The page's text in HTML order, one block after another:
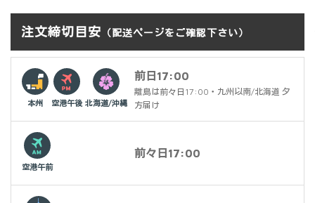
4.82点
注文締切目安 （配送ページをご確認下さい）
本州 空港午後 北海道/沖縄
前日17:00
離島は前々日17:00・九州以南/北海道 夕
方届け
空港午前
前々日17:00